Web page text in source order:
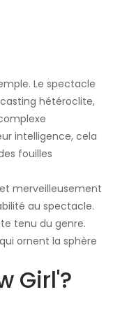
Le spectacle
hétéroclite,
intelligence, cela
fouilles
merveilleusement
au spectacle.
tenu du genre.
ornent la sphère
Girl'?